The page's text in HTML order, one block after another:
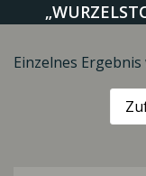
Einzelnes